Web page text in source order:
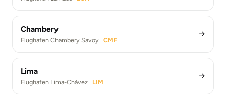
Chambery
Flughafen Chambery Savoy · CMF
→
Lima
Flughafen Lima-Chàvez · LIM
→